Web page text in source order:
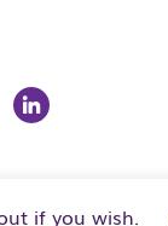
if you wish.